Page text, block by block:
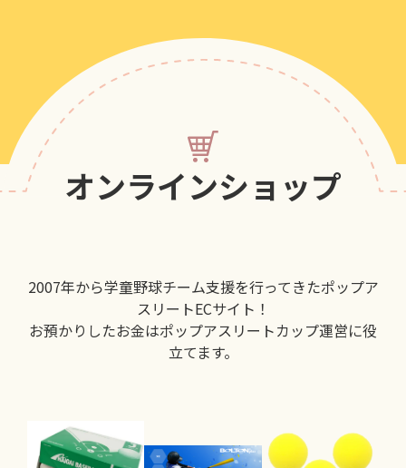
オンラインショップ
2007年から学童野球チーム支援を行ってきたポップア
スリートECサイト！
お預かりしたお金はポップアスリートカップ運営に役
立てます。